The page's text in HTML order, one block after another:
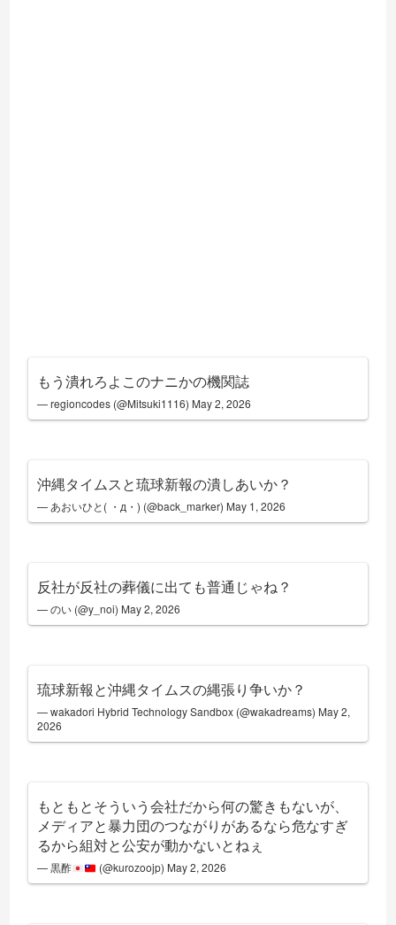
もう潰れろよこのナニかの機関誌
— regioncodes (@Mitsuki1116) May 2, 2026
沖縄タイムスと琉球新報の潰しあいか？
— あおいひと( ・д・) (@back_marker) May 1, 2026
反社が反社の葬儀に出ても普通じゃね？
— のい (@y_noi) May 2, 2026
琉球新報と沖縄タイムスの縄張り争いか？
— wakadori Hybrid Technology Sandbox (@wakadreams) May 2,
2026
もともとそういう会社だから何の驚きもないが、
メディアと暴力団のつながりがあるなら危なすぎ
るから組対と公安が動かないとねぇ
— 黒酢 (@kurozoojp) May 2, 2026